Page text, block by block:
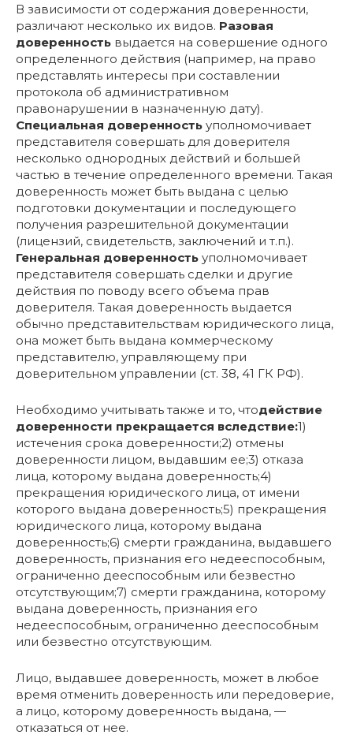
В зависимости от содержания доверенности,
различают несколько их видов. Разовая
доверенность выдается на совершение одного
определенного действия (например, на право
представлять интересы при составлении
протокола об административном
правонарушении в назначенную дату).
Специальная доверенность уполномочивает
представителя совершать для доверителя
несколько однородных действий и большей
частью в течение определенного времени. Такая
доверенность может быть выдана с целью
подготовки документации и последующего
получения разрешительной документации
(лицензий, свидетельств, заключений и т.п.).
Генеральная доверенность уполномочивает
представителя совершать сделки и другие
действия по поводу всего объема прав
доверителя. Такая доверенность выдается
обычно представительствам юридического лица,
она может быть выдана коммерческому
представителю, управляющему при
доверительном управлении (ст. 38, 41 ГК РФ).
Необходимо учитывать также и то, чтодействие
доверенности прекращается вследствие:1)
истечения срока доверенности;2) отмены
доверенности лицом, выдавшим ее;3) отказа
лица, которому выдана доверенность;4)
прекращения юридического лица, от имени
которого выдана доверенность;5) прекращения
юридического лица, которому выдана
доверенность;6) смерти гражданина, выдавшего
доверенность, признания его недееспособным,
ограниченно дееспособным или безвестно
отсутствующим;7) смерти гражданина, которому
выдана доверенность, признания его
недееспособным, ограниченно дееспособным
или безвестно отсутствующим.
Лицо, выдавшее доверенность, может в любое
время отменить доверенность или передоверие,
а лицо, которому доверенность выдана, —
отказаться от нее.